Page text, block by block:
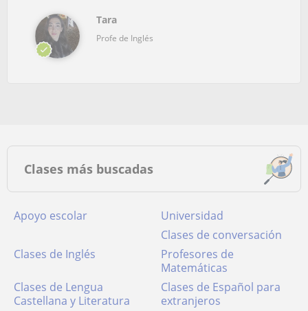
Tara
Profe de Inglés
Clases más buscadas
Apoyo escolar
Universidad
Clases de conversación
Clases de Inglés
Profesores de
Matemáticas
Clases de Lengua
Castellana y Literatura
Clases de Español para
extranjeros